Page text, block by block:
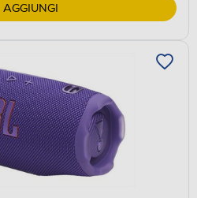
AGGIUNGI